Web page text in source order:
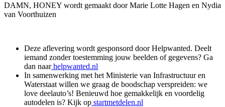
DAMN, HONEY wordt gemaakt door Marie Lotte Hagen en Nydia
van Voorthuizen
Deze aflevering wordt gesponsord door Helpwanted. Deelt
iemand zonder toestemming jouw beelden of gegevens? Ga
dan naarhelpwanted.nl
In samenwerking met het Ministerie van Infrastructuur en
Waterstaat willen we graag de boodschap verspreiden: we
love deelauto’s! Benieuwd hoe gemakkelijk en voordelig
autodelen is? Kijk op startmetdelen.nl